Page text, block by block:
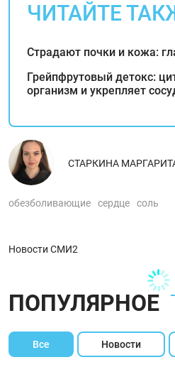
ЧИТАЙТЕ
Страдают почки и кожа:
Грейпфрутовый детокс:
организм и укрепляет
СТАРКИНА
обезболивающие сердце соль
Новости СМИ2
ПОПУЛЯРНОЕ
Все Новости